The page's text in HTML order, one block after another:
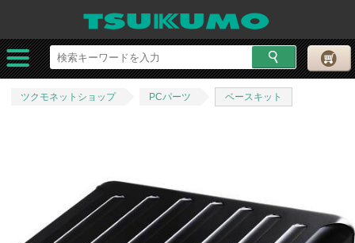
ツクモネットショップ PCパーツ ベースキット